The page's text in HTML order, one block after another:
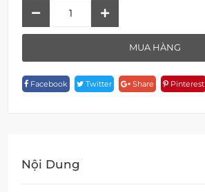
1D51-
PB
MUA HÀNG
Facebook Twitter Share Pinterest
Nội Dung